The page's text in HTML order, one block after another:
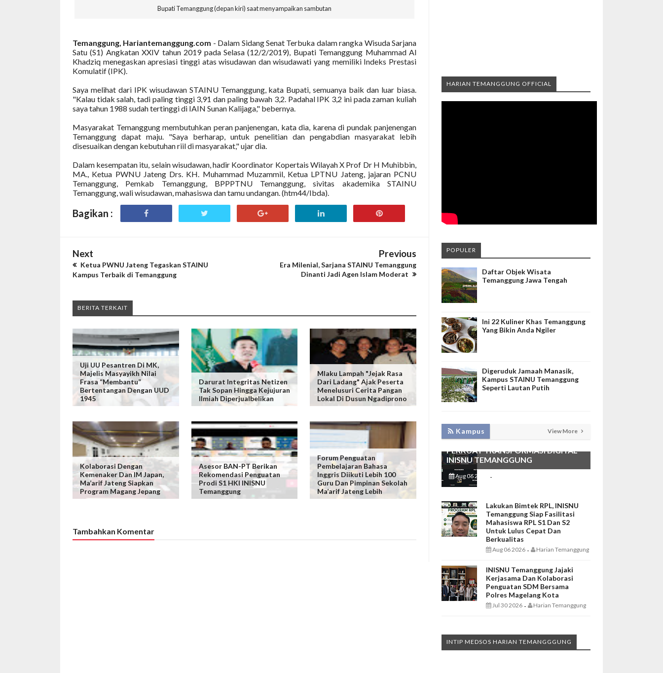
Bupati Temanggung (depan kiri) saat menyampaikan sambutan
Temanggung, Hariantemanggung.com - Dalam Sidang Senat Terbuka dalam rangka Wisuda Sarjana
Satu (S1) Angkatan XXIV tahun 2019 pada Selasa (12/2/2019), Bupati Temanggung Muhammad Al
Khadziq menegaskan apresiasi tinggi atas wisudawan dan wisudawati yang memiliki Indeks Prestasi
Komulatif (IPK).
Saya melihat dari IPK wisudawan STAINU Temanggung, kata Bupati, semuanya baik dan luar biasa.
"Kalau tidak salah, tadi paling tinggi 3,91 dan paling bawah 3,2. Padahal IPK 3,2 ini pada zaman kuliah
saya tahun 1988 sudah tertinggi di IAIN Sunan Kalijaga," bebernya.
Masyarakat Temanggung membutuhkan peran panjenengan, kata dia, karena di pundak panjenengan
Temanggung dapat maju. "Saya berharap, untuk penelitian dan pengabdian masyarakat lebih
disesuaikan dengan kebutuhan riil di masyarakat," ujar dia.
Dalam kesempatan itu, selain wisudawan, hadir Koordinator Kopertais Wilayah X Prof Dr H Muhibbin,
MA., Ketua PWNU Jateng Drs. KH. Muhammad Muzammil, Ketua LPTNU Jateng, jajaran PCNU
Temanggung, Pemkab Temanggung, BPPPTNU Temanggung, sivitas akademika STAINU
Temanggung, wali wisudawan, mahasiswa dan tamu undangan. (htm44/Ibda).
Bagikan :
Next
Ketua PWNU Jateng Tegaskan STAINU
Kampus Terbaik di Temanggung
Previous
Era Milenial, Sarjana STAINU Temanggung
Dinanti Jadi Agen Islam Moderat
BERITA TERKAIT
Uji UU Pesantren Di MK,
Majelis Masyayikh Nilai
Frasa “Membantu”
Bertentangan Dengan UUD
1945
Darurat Integritas Netizen
Tak Sopan Hingga Kejujuran
Ilmiah Diperjualbelikan
Mlaku Lampah "Jejak Rasa
Dari Ladang" Ajak Peserta
Menelusuri Cerita Pangan
Lokal Di Dusun Ngadiprono
Kolaborasi Dengan
Kemenaker Dan IM Japan,
Ma’arif Jateng Siapkan
Program Magang Jepang
Asesor BAN-PT Berikan
Rekomendasi Penguatan
Prodi S1 HKI INISNU
Temanggung
Forum Penguatan
Pembelajaran Bahasa
Inggris Diikuti Lebih 100
Guru Dan Pimpinan Sekolah
Ma’arif Jateng Lebih
Tambahkan Komentar
HARIAN TEMANGGUNG OFFICIAL
POPULER
Daftar Objek Wisata
Temanggung Jawa Tengah
Ini 22 Kuliner Khas Temanggung
Yang Bikin Anda Ngiler
Digeruduk Jamaah Manasik,
Kampus STAINU Temanggung
Seperti Lautan Putih
Kampus View More
KEMBANGKAN SIM LAYANAN,
HADIRKAN TIM SEVIMA UNTUK
PERKUAT TRANSFORMASI DIGITAL
INISNU TEMANGGUNG
Aug 06 2026 -
Lakukan Bimtek RPL, INISNU
Temanggung Siap Fasilitasi
Mahasiswa RPL S1 Dan S2
Untuk Lulus Cepat Dan
Berkualitas
Aug 06 2026 - Harian Temanggung
INISNU Temanggung Jajaki
Kerjasama Dan Kolaborasi
Penguatan SDM Bersama
Polres Magelang Kota
Jul 30 2026 - Harian Temanggung
INTIP MEDSOS HARIAN TEMANGGGUNG